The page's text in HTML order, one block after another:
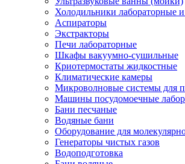
Холодильники лабораторные
Аспираторы
Экстракторы
Печи лабораторные
Шкафы вакуумно-сушильные
Криотермостаты жидкостные
Климатические камеры
Микроволновые системы для
Машины посудомоечные
Бани песчаные
Водяные бани
Оборудование для
Генераторы чистых газов
Водоподготовка